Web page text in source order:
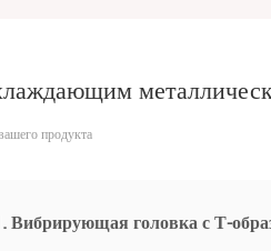
продукта
Вибрирующая головка с Т-